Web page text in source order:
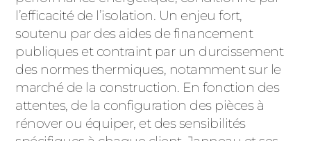
l’efficacité de l’isolation. Un enjeu fort,
soutenu par des aides de financement
publiques et contraint par un durcissement
des normes thermiques, notamment sur le
marché de la construction. En fonction des
attentes, de la configuration des pièces à
rénover ou équiper, et des sensibilités